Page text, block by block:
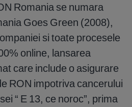
Romania se numara
Goes Green (2008),
si toate procesele
online, lansarea
care include o asigurare
RON impotriva cancerului
“ E 13, ce noroc”, prima